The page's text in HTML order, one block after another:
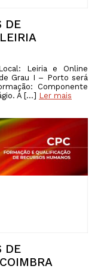
DE
Leiria e Online
Grau I – Porto será
Componente
À […] Ler mais
DE